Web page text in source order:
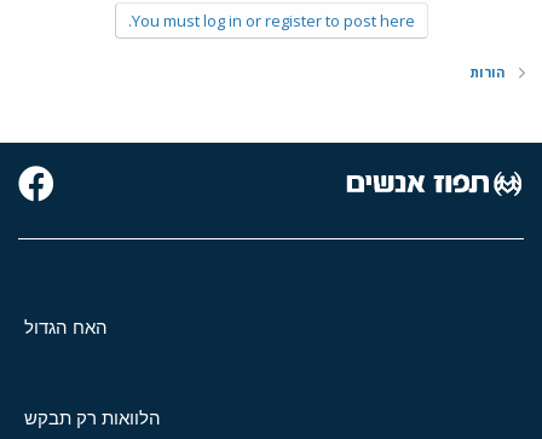
You must log in or register to post here.
הורות
האח הגדול
הלוואות רק תבקש